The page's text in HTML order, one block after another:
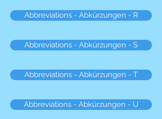
Abbreviations - Abkürzungen - R
Abbreviations - Abkürzungen - S
Abbreviations - Abkürzungen - T
Abbreviations - Abkürzungen - U